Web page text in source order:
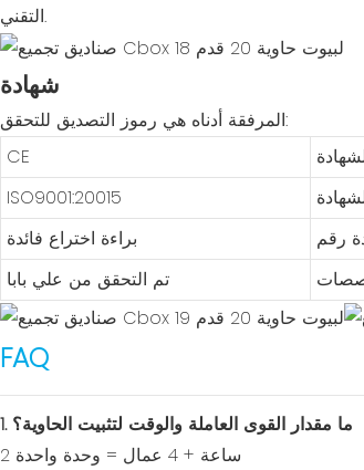
التقني.
شهادة
المرفقة أدناه هي رموز التصديق للتحقق:
CE
ISO9001:20015
براءة اختراع فائدة
تم التحقق من علي بابا
FAQ
1. ما مقدار القوى العاملة والوقت لتثبيت الحاوية؟
2 ساعة + 4 عمال = وحدة واحدة